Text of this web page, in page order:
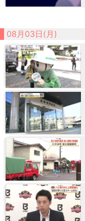
08月03日(月)